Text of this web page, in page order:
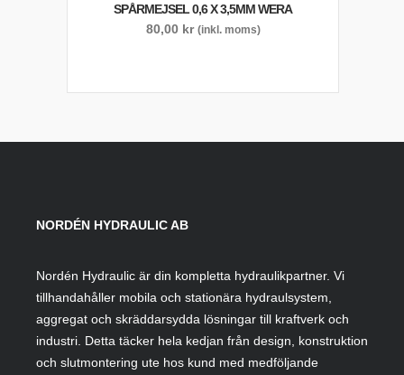
SPÅRMEJSEL 0,6 X 3,5MM WERA
80,00 kr (inkl. moms)
NORDÉN HYDRAULIC AB
Nordén Hydraulic är din kompletta hydraulikpartner. Vi
tillhandahåller mobila och stationära hydraulsystem,
aggregat och skräddarsydda lösningar till kraftverk och
industri. Detta täcker hela kedjan från design, konstruktion
och slutmontering ute hos kund med medföljande